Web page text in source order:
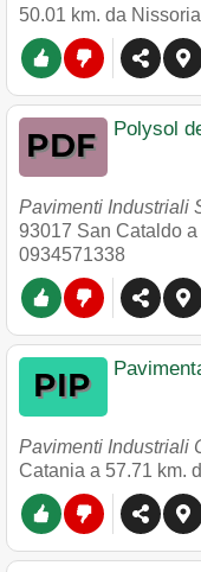
50.01 km. da
Polysol
Pavimenti Industriali
93017 San Cataldo a
0934571338
Pavimenti Industriali
Catania a 57.71 km.